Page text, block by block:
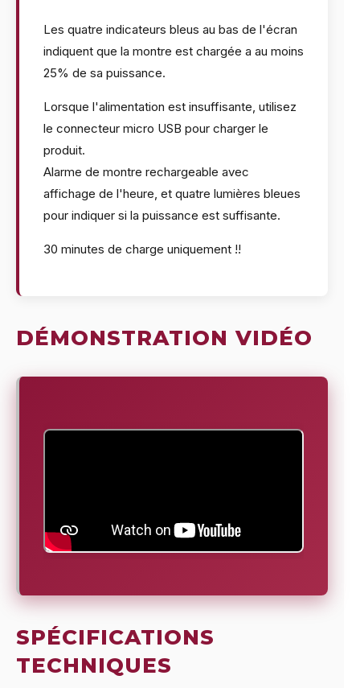
Les quatre indicateurs bleus au bas de l'écran
indiquent que la montre est chargée a au moins
25% de sa puissance.
Lorsque l'alimentation est insuffisante, utilisez
le connecteur micro USB pour charger le
produit.
Alarme de montre rechargeable avec
affichage de l'heure, et quatre lumières bleues
pour indiquer si la puissance est suffisante.
30 minutes de charge uniquement !!
DÉMONSTRATION VIDÉO
SPÉCIFICATIONS
TECHNIQUES